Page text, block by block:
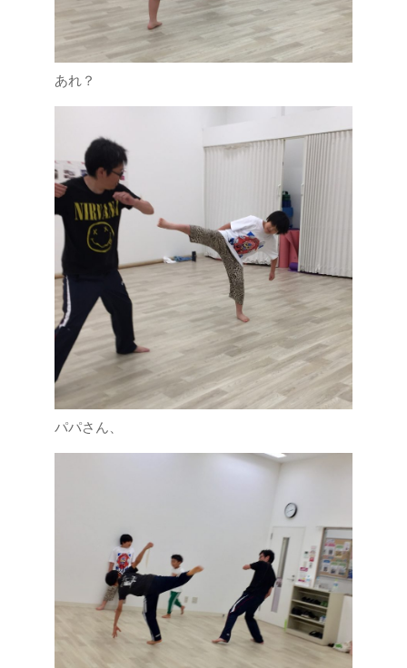
あれ？
パパさん、